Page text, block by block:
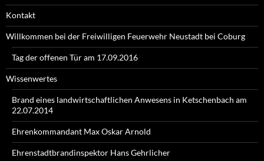
Kontakt
Willkommen bei der Freiwilligen Feuerwehr Neustadt bei Coburg
Tag der offenen Tür am 17.09.2016
Wissenwertes
Brand eines landwirtschaftlichen Anwesens in Ketschenbach am
22.07.2014
Ehrenkommandant Max Oskar Arnold
Ehrenstadtbrandinspektor Hans Gehrlicher